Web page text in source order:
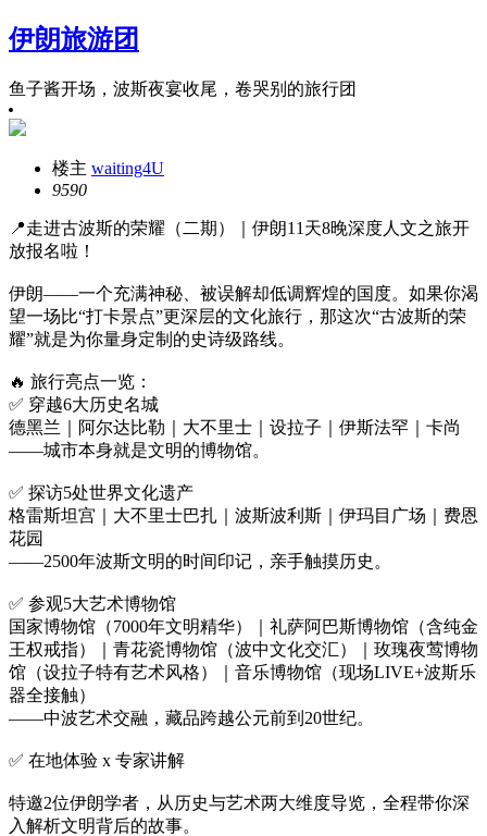
伊朗旅游团
鱼子酱开场，波斯夜宴收尾，卷哭别的旅行团
楼主 waiting4U
9590
📍走进古波斯的荣耀（二期）｜伊朗11天8晚深度人文之旅开
放报名啦！
伊朗——一个充满神秘、被误解却低调辉煌的国度。如果你渴
望一场比“打卡景点”更深层的文化旅行，那这次“古波斯的荣
耀”就是为你量身定制的史诗级路线。
🔥 旅行亮点一览：
✅ 穿越6大历史名城
德黑兰｜阿尔达比勒｜大不里士｜设拉子｜伊斯法罕｜卡尚
——城市本身就是文明的博物馆。
✅ 探访5处世界文化遗产
格雷斯坦宫｜大不里士巴扎｜波斯波利斯｜伊玛目广场｜费恩
花园
——2500年波斯文明的时间印记，亲手触摸历史。
✅ 参观5大艺术博物馆
国家博物馆（7000年文明精华）｜礼萨阿巴斯博物馆（含纯金
王权戒指）｜青花瓷博物馆（波中文化交汇）｜玫瑰夜莺博物
馆（设拉子特有艺术风格）｜音乐博物馆（现场LIVE+波斯乐
器全接触）
——中波艺术交融，藏品跨越公元前到20世纪。
✅ 在地体验 x 专家讲解
特邀2位伊朗学者，从历史与艺术两大维度导览，全程带你深
入解析文明背后的故事。